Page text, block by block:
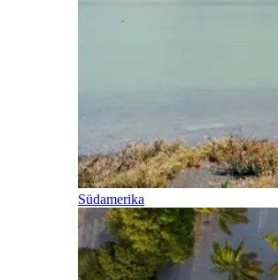
Südamerika